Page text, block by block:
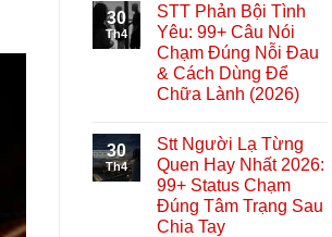
30
Th4
STT Phản Bội Tình
Yêu: 99+ Câu Nói
Chạm Đúng Nỗi Đau
& Cách Dùng Để
Chữa Lành (2026)
30
Th4
Stt Người Lạ Từng
Quen Hay Nhất 2026:
99+ Status Chạm
Đúng Tâm Trạng Sau
Chia Tay